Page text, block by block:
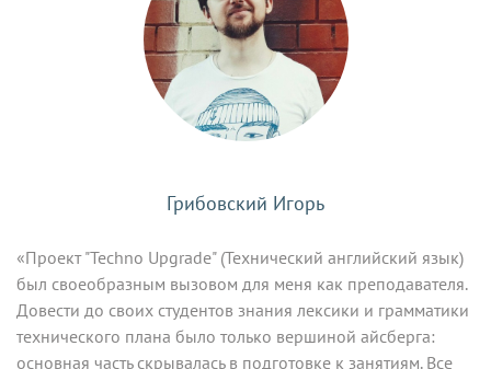
Грибовский Игорь
«Проект "Techno Upgrade" (Технический английский язык)
был своеобразным вызовом для меня как преподавателя.
Довести до своих студентов знания лексики и грамматики
технического плана было только вершиной айсберга:
основная часть скрывалась в подготовке к занятиям. Все